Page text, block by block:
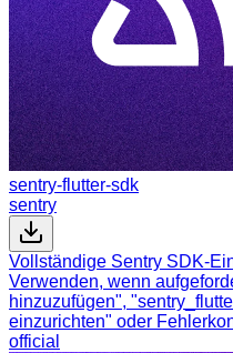
sentry-flutter-sdk
sentry
Vollständige Sentry SDK-
Verwenden, wenn
hinzuzufügen",
einzurichten" oder
official